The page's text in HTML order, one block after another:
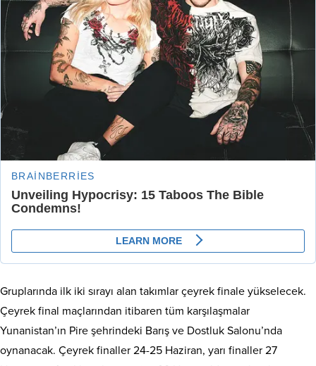
Gruplarında ilk iki sırayı alan takımlar çeyrek finale yükselecek.
Çeyrek final maçlarından itibaren tüm karşılaşmalar
Yunanistan’ın Pire şehrindeki Barış ve Dostluk Salonu’nda
oynanacak. Çeyrek finaller 24-25 Haziran, yarı finaller 27